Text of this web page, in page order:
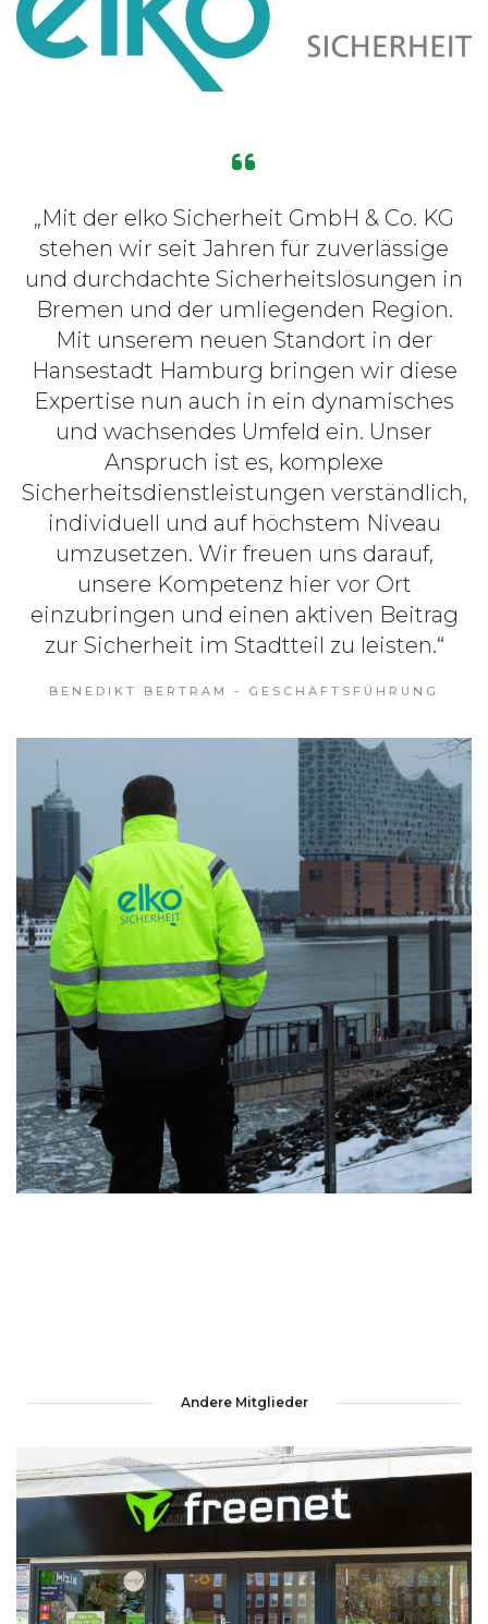
„Mit der elko Sicherheit GmbH & Co. KG
stehen wir seit Jahren für zuverlässige
und durchdachte Sicherheitslösungen in
Bremen und der umliegenden Region.
Mit unserem neuen Standort in der
Hansestadt Hamburg bringen wir diese
Expertise nun auch in ein dynamisches
und wachsendes Umfeld ein. Unser
Anspruch ist es, komplexe
Sicherheitsdienstleistungen verständlich,
individuell und auf höchstem Niveau
umzusetzen. Wir freuen uns darauf,
unsere Kompetenz hier vor Ort
einzubringen und einen aktiven Beitrag
zur Sicherheit im Stadtteil zu leisten.“
BENEDIKT BERTRAM - GESCHÄFTSFÜHRUNG
Andere Mitglieder